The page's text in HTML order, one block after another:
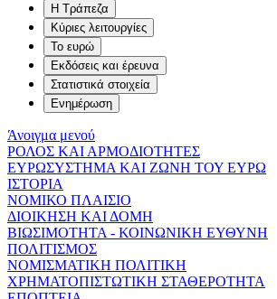
Η Τράπεζα
Κύριες λειτουργίες
Το ευρώ
Εκδόσεις και έρευνα
Στατιστικά στοιχεία
Ενημέρωση
Άνοιγμα μενού
ΡΟΛΟΣ ΚΑΙ ΑΡΜΟΔΙΟΤΗΤΕΣ
ΕΥΡΩΣΥΣΤΗΜΑ ΚΑΙ ΖΩΝΗ ΤΟΥ ΕΥΡΩ
ΙΣΤΟΡΙΑ
ΝΟΜΙΚΟ ΠΛΑΙΣΙΟ
ΔΙΟΙΚΗΣΗ ΚΑΙ ΔΟΜΗ
ΒΙΩΣΙΜΟΤΗΤΑ - ΚΟΙΝΩΝΙΚΗ ΕΥΘΥΝΗ
ΠΟΛΙΤΙΣΜΟΣ
ΝΟΜΙΣΜΑΤΙΚΗ ΠΟΛΙΤΙΚΗ
ΧΡΗΜΑΤΟΠΙΣΤΩΤΙΚΗ ΣΤΑΘΕΡΟΤΗΤΑ